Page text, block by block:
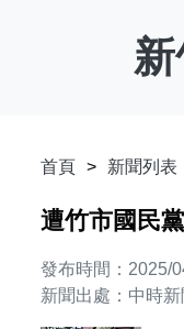
首頁 新聞列表
遭竹市國民
發布時間：2025/
新聞出處：中時